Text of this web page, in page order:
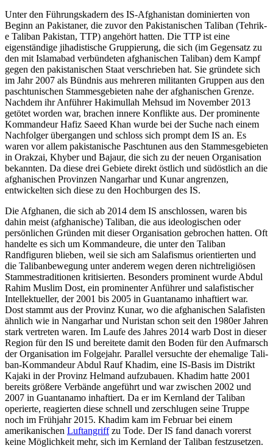
Unter den Führungskadern des IS-Afgha­nistan dominierten von
Beginn an Pakis­taner, die zuvor den Pakistanischen Taliban (Tehrik-
e Taliban Pakistan, TTP) angehört hatten. Die TTP ist eine
eigenständige jiha­distische Gruppierung, die sich (im Gegen­satz zu
den mit Islamabad verbündeten afghanischen Taliban) dem Kampf
gegen den pakistanischen Staat verschrieben hat. Sie gründete sich
im Jahr 2007 als Bündnis aus mehreren militanten Gruppen aus den
pasch­tunischen Stammesgebieten nahe der afghanischen Grenze.
Nachdem ihr An­füh­rer Hakimullah Mehsud im November 2013
getötet worden war, brachen innere Kon­flikte aus. Der prominente
Kommandeur Hafiz Saeed Khan wurde bei der Suche nach einem
Nachfolger übergangen und schloss sich prompt dem IS an. Es
waren vor allem pakistanische Paschtunen aus den Stammes­gebieten
in Orakzai, Khyber und Bajaur, die sich zu der neuen Organisation
bekannten. Da diese drei Gebiete direkt östlich und süd­östlich an die
afghanischen Provinzen Nan­garhar und Kunar angrenzen,
entwickelten sich diese zu den Hoch­burgen des IS.
Die Afghanen, die sich ab 2014 dem IS anschlossen, waren bis
dahin meist (afgha­nische) Taliban, die aus ideologischen oder
persönlichen Gründen mit dieser Organisation gebrochen hatten. Oft
handelte es sich um Kom­mandeure, die unter den Taliban
Randfiguren blieben, weil sie sich am Sala­fismus orientierten und
die Talibanbewegung unter anderem wegen deren nicht­religiösen
Stammestraditionen kritisierten. Besonders prominent wurde Abdul
Rahim Muslim Dost, ein prominenter Anführer und salafistischer
Intellektueller, der 2001 bis 2005 in Guantanamo inhaftiert war.
Dost stammt aus der Provinz Kunar, wo die afghanischen Salafisten
ähnlich wie in Nan­garhar und Nuristan schon seit den 1980er Jahren
stark vertreten waren. Im Laufe des Jahres 2014 warb Dost in dieser
Region für den IS und bereitete damit den Boden für den Auf­marsch
der Organisation im Folge­jahr. Parallel versuchte der ehemalige Tali­
ban-Kommandeur Abdul Rauf Khadim, eine IS-Basis im Distrikt
Kajaki in der Provinz Helmand aufzubauen. Khadim hatte 2001
bereits größere Verbände angeführt und war zwischen 2002 und
2007 in Guantanamo inhaftiert. Da er im Kernland der Taliban
operierte, reagierten diese schnell und zer­schlugen seine Truppe
noch im Früh­jahr 2015. Khadim kam im Februar bei einem
amerikanischen Luftangriffzu Tode. Der IS fand danach vorerst
keine Möglichkeit mehr, sich im Kernland der Taliban festzusetzen.